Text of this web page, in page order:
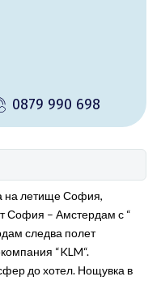
0879 990 698
на летище София,
София – Амстердам с “
следва полет
“KLM“.
до хотел. Нощувка в